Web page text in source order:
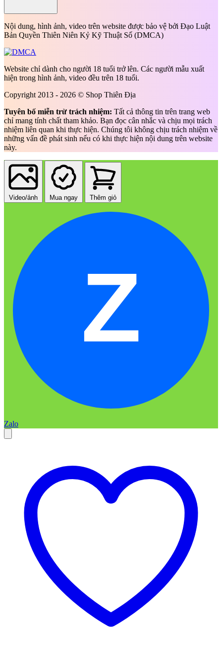
Nội dung, hình ảnh, video trên website được bảo vệ bởi Đạo Luật
Bản Quyền Thiên Niên Kỷ Kỹ Thuật Số (DMCA)
Website chỉ dành cho người 18 tuổi trở lên. Các người mẫu xuất
hiện trong hình ảnh, video đều trên 18 tuổi.
Copyright 2013 - 2026 © Shop Thiên Địa
Tuyên bố miễn trừ trách nhiệm: Tất cả thông tin trên trang web
chỉ mang tính chất tham khảo. Bạn đọc cân nhắc và chịu mọi trách
nhiệm liên quan khi thực hiện. Chúng tôi không chịu trách nhiệm về
những vấn đề phát sinh nếu có khi thực hiện nội dung trên website
này.
Video/ảnh Mua ngay Thêm giỏ
Z
Zalo